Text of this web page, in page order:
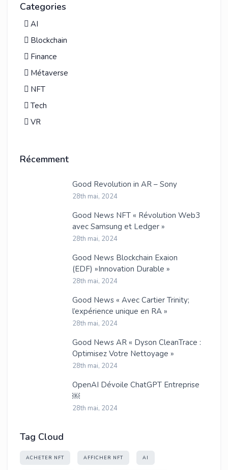
Categories
AI
Blockchain
Finance
Métaverse
NFT
Tech
VR
Récemment
Good Revolution in AR – Sony
28th mai, 2024
Good News NFT « Révolution Web3
avec Samsung et Ledger »
28th mai, 2024
Good News Blockchain Exaion
(EDF) »Innovation Durable »
28th mai, 2024
Good News « Avec Cartier Trinity;
l’expérience unique en RA »
28th mai, 2024
Good News AR « Dyson CleanTrace :
Optimisez Votre Nettoyage »
28th mai, 2024
OpenAI Dévoile ChatGPT Entreprise
￼
28th mai, 2024
Tag Cloud
ACHETER NFT AFFICHER NFT AI